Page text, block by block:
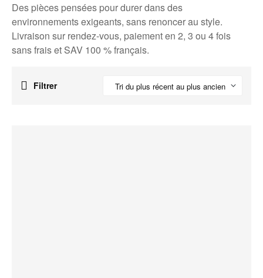
Des pièces pensées pour durer dans des
environnements exigeants, sans renoncer au style.
Livraison sur rendez-vous, paiement en 2, 3 ou 4 fois
sans frais et SAV 100 % français.
Filtrer